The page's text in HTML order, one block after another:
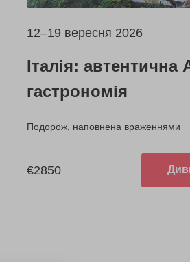
12–19 вересня 2026
Італія: автентична
гастрономія
Подорож, наповнена враженнями
€2850